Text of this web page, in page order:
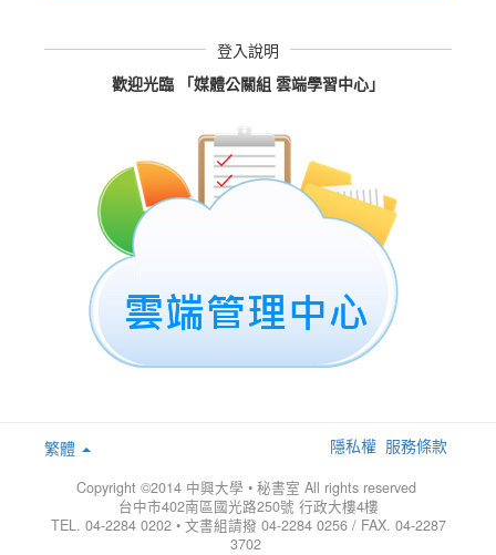
登入說明
歡迎光臨 「媒體公關組 雲端學習中心」
繁體 隱私權 服務條款
Copyright ©2014 中興大學 • 秘書室 All rights reserved
台中市402南區國光路250號 行政大樓4樓
TEL. 04-2284 0202 • 文書組請撥 04-2284 0256 / FAX. 04-2287
3702